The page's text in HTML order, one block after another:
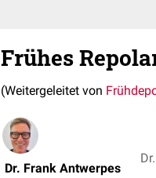
Frühes
(Weitergeleitet von
Dr. Frank Antwerpes